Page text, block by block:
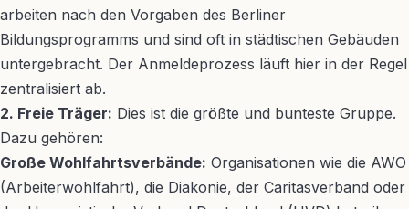
arbeiten nach den Vorgaben des Berliner
Bildungsprogramms und sind oft in städtischen Gebäuden
untergebracht. Der Anmeldeprozess läuft hier in der Regel
zentralisiert ab.
2. Freie Träger: Dies ist die größte und bunteste Gruppe.
Dazu gehören:
Große Wohlfahrtsverbände: Organisationen wie die AWO
(Arbeiterwohlfahrt), die Diakonie, der Caritasverband oder